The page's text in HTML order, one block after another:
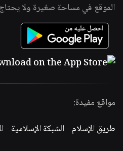
الموقع في مساحة صغيرة ولا يحتاج
مواقع مفيدة:
طريق الإسلام -الشبكة الإسلامية -